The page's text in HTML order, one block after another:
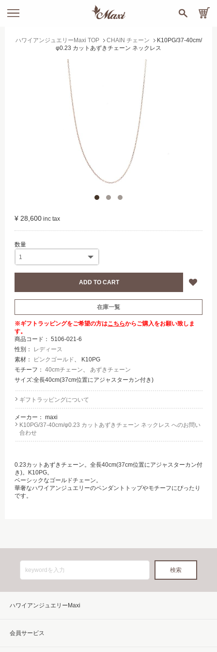
ハワイアンジュエリーMaxi TOP CHAIN チェーン
K10PG/37-40cm/
φ0.23 カットあずきチェーン ネックレス
¥ 28,600
在庫一覧
※ギフトラッピングをご希望の方はこちらからご購入をお願い致しま
す。
商品コード： 5106-021-6
性別：
レディース
素材：
ピンクゴールド、 K10PG
モチーフ： 40cmチェーン、 あずきチェーン
サイズ:全長40cm(37cm位置にアジャスターカン付き)
ギフトラッピングについて
メーカー： maxi
K10PG/37-40cm/φ0.23 カットあずきチェーン ネックレス へのお問い
合わせ
0.23カットあずきチェーン。全長40cm(37cm位置にアジャスターカン付
き)。K10PG。
ベーシックなゴールドチェーン。
華奢なハワイアンジュエリーのペンダントトップやモチーフにぴったり
です。
ハワイアンジュエリーMaxi
会員サービス